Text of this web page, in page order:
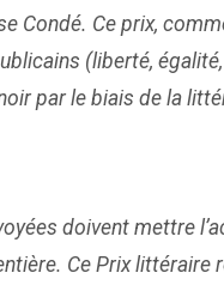
Condé. Ce prix,
(liberté,
par le biais de la
doivent mettre
Ce Prix littéraire